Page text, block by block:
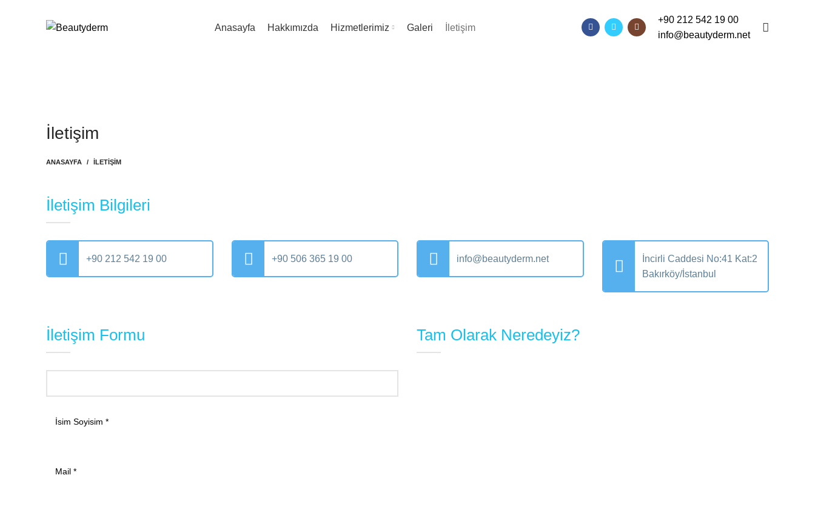
Anasayfa Hakkımızda Hizmetlerimiz Galeri İletişim
+90 212 542 19 00
info@beautyderm.net
İletişim
ANASAYFA İLETIŞIM
İletişim Bilgileri
+90 212 542 19 00 +90 506 365 19 00 info@beautyderm.net
İncirli Caddesi No:41 Kat:2
Bakırköy/İstanbul
İletişim Formu Tam Olarak Neredeyiz?